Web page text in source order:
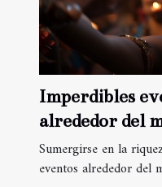
Imperdibles
alrededor del
Sumergirse en la
eventos alrededor del